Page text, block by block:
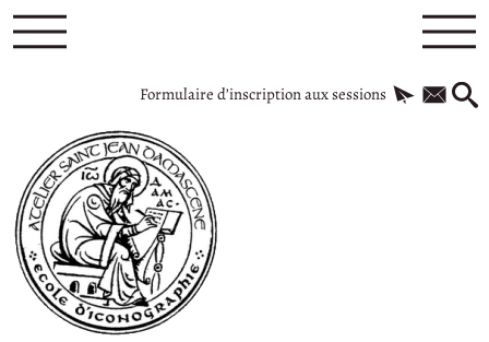
Formulaire d’inscription aux sessions